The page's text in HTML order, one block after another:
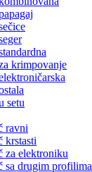
krimpovanje
setu
ravni
krstasti
za elektroniku
sa drugim profilima